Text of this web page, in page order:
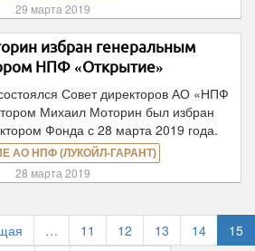
29 марта 2019
избран генеральным
НПФ «Открытие»
Совет директоров АО «НПФ
Михаил Моторин был избран
Фонда с 28 марта 2019 года.
АО НПФ (ЛУКОЙЛ-ГАРАНТ)
28 марта 2019
… 11 12 13 14
15